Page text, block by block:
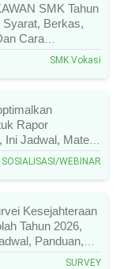
SMK Tahun
Berkas,
Cara
SMK Vokasi
Rapor
Jadwal, Materi,
SOSIALISASI/WEBINAR
Kesejahteraan
Tahun 2026,
Panduan,
SURVEY